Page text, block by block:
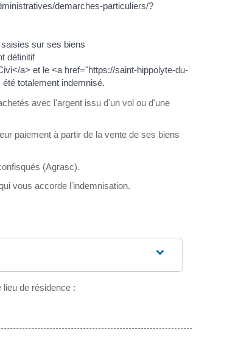
demarches-particuliers/?
sur ses biens
définitif
a> et le <a href="https://saint-hippolyte-du-
totalement indemnisé.
avec l'argent issu d'un vol ou d'une
paiement à partir de la vente de ses biens
(Agrasc).
vous accorde l'indemnisation.
de résidence :